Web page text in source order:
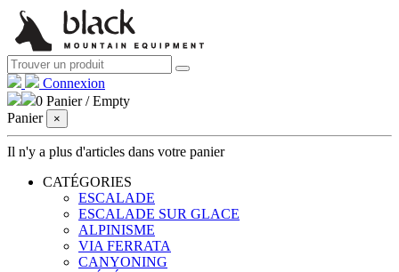
Connexion
0 Panier /Empty
Panier
×
Il n'y a plus d'articles dans votre panier
CATÉGORIES
ESCALADE
ESCALADE SUR GLACE
ALPINISME
VIA FERRATA
CANYONING